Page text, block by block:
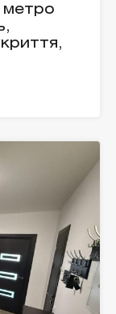
метро